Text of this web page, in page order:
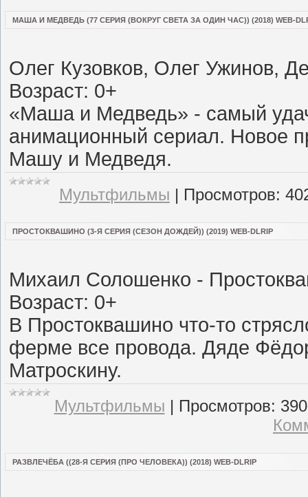
МАША И МЕДВЕДЬ (77 СЕРИЯ (ВОКРУГ СВЕТА ЗА ОДИН ЧАС)) (2018) WEB-
Олег Кузовков, Олег Ужинов,
Возраст: 0+
«Маша и Медведь» - самый
анимационный сериал. Новое
Машу и Медведя.
Мультфильмы | Просмотров:
ПРОСТОКВАШИНО (3-Я СЕРИЯ (СЕЗОН ДОЖДЕЙ)) (2019) WEB-DLRIP
Михаил Солошенко -
Возраст: 0+
В Простоквашино что-то
ферме все провода. Дяде
Матроскину.
Мультфильмы | Просмотров: 390
РАЗВЛЕЧЁБА ((28-Я СЕРИЯ (ПРО ЧЕЛОВЕКА)) (2018) WEB-DLRIP